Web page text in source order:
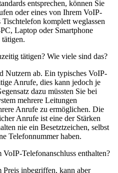
entsprechen, können Sie
oder eines von Ihrem VoIP-
komplett weglassen
Laptop oder Smartphone
tätigen? Wie viele sind das?
Nutzern ab. Ein typisches VoIP-
Anrufe, dies kann jedoch je
dazu müssten Sie bei
mehrere Leitungen
Anrufe zu ermöglichen. Die
Anrufe ist eine der Stärken
nie ein Besetztzeichen, selbst
Telefonnummer haben.
Telefonanschluss enthalten?
Preis inbegriffen, kann aber